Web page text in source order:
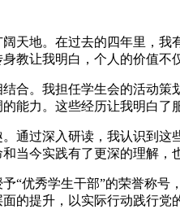
天地。在过去的四年里，
教让我明白，个人的价值不
合。我担任学生会的活动
力。这些经历让我明白了
通过深入研读，我认识到
当今实践有了更深的理解，
“优秀学生干部”的荣誉称
提升，以实际行动践行党